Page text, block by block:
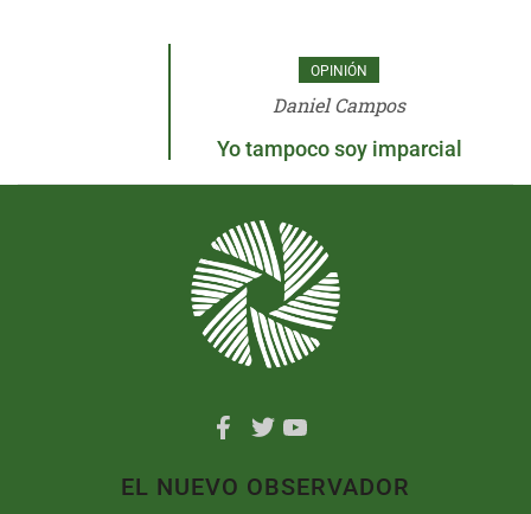
OPINIÓN
Daniel Campos
Yo tampoco soy imparcial
EL NUEVO OBSERVADOR